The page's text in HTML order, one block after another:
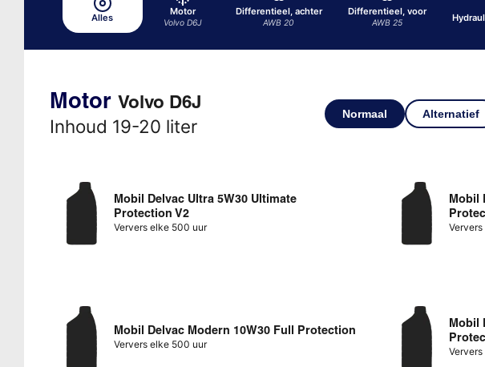
Alles
Motor
Volvo D6J
Differentieel, achter
AWB 20
Differentieel, voor
AWB 25
Motor Volvo D6J
Inhoud 19-20 liter
Normaal Alternatief
Mobil Delvac Ultra 5W30 Ultimate
Protection V2
Ververs elke 500 uur
Mobil
Mobil Delvac Modern 10W30 Full Protection
Ververs elke 500 uur
Mobil